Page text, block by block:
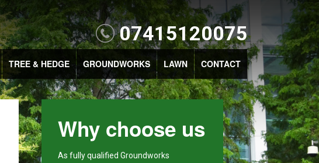
07415120075
TREE & HEDGE GROUNDWORKS LAWN CONTACT
Why choose us
As fully qualified Groundworks